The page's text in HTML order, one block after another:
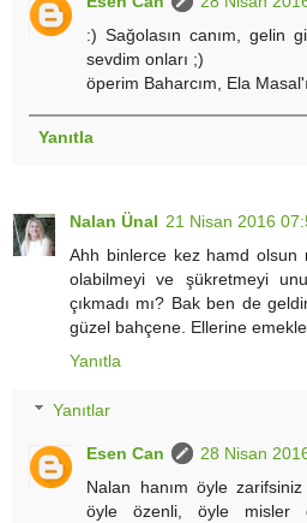
:) Sağolasın canım, gelin
sevdim onları ;)
öperim Baharcım, Ela
Yanıtla
Nalan Ünal 21 Nisan 2016
Ahh binlerce kez hamd olsun
olabilmeyi ve şükretmeyi
çıkmadı mı? Bak ben de
güzel bahçene. Ellerine
Yanıtla
Yanıtlar
Esen Can
28 Nisan
Nalan hanım öyle
öyle özenli, öyle misler